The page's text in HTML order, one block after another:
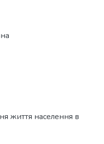
життя населення в